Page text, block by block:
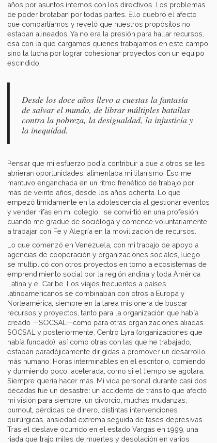
años por asuntos internos con los directivos. Los problemas
de poder brotaban por todas partes. Ello quebró el afecto
que compartíamos y reveló que nuestros propósitos no
estaban alineados. Ya no era la presión para hallar recursos,
esa con la que cargamos quienes trabajamos en este campo,
sino la lucha por lograr cohesionar proyectos con un equipo
escindido.
Desde los doce años llevo a cuestas la fantasía
de salvar el mundo, de librar múltiples batallas
contra la pobreza, la desigualdad, la injusticia y
la inequidad.
Pensar que mi esfuerzo podía contribuir a que a otros se les
abrieran oportunidades, alimentaba mi titanismo. Eso me
mantuvo enganchada en un ritmo frenético de trabajo por
más de veinte años, desde los años ochenta. Lo que
empezó tímidamente en la adolescencia al gestionar eventos
y vender rifas en mi colegio, se convirtió en una profesión
cuando me gradué de socióloga y comencé voluntariamente
a trabajar con Fe y Alegría en la movilización de recursos.
Lo que comenzó en Venezuela, con mi trabajo de apoyo a
agencias de cooperación y organizaciones sociales, luego
se multiplicó con otros proyectos en torno a ecosistemas de
emprendimiento social por la región andina y toda América
Latina y el Caribe. Los viajes frecuentes a países
latinoamericanos se combinaban con otros a Europa y
Norteamérica, siempre en la tarea misionera de buscar
recursos y proyectos, tanto para la organización que había
creado —SOCSAL—como para otras organizaciones aliadas.
SOCSAL y posteriormente, Centro Lyra (organizaciones que
había fundado), así como otras con las que he trabajado,
estaban paradójicamente dirigidas a promover un desarrollo
más humano. Horas interminables en el escritorio, comiendo
y durmiendo poco, acelerada, como si el tiempo se agotara.
Siempre quería hacer más. Mi vida personal durante casi dos
décadas fue un desastre: un accidente de tránsito que afectó
mi visión para siempre, un divorcio, muchas mudanzas,
burnout, pérdidas de dinero, distintas intervenciones
quirúrgicas, ansiedad extrema seguida de fases depresivas.
Tras el deslave ocurrido en el estado Vargas en 1999, una
riada que trajo miles de muertes y desolación en varios